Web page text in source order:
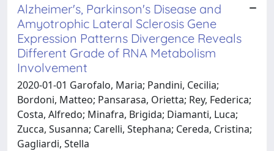
Alzheimer's, Parkinson's Disease and
Amyotrophic Lateral Sclerosis Gene
Expression Patterns Divergence Reveals
Different Grade of RNA Metabolism
Involvement
2020-01-01 Garofalo, Maria; Pandini, Cecilia;
Bordoni, Matteo; Pansarasa, Orietta; Rey, Federica;
Costa, Alfredo; Minafra, Brigida; Diamanti, Luca;
Zucca, Susanna; Carelli, Stephana; Cereda, Cristina;
Gagliardi, Stella